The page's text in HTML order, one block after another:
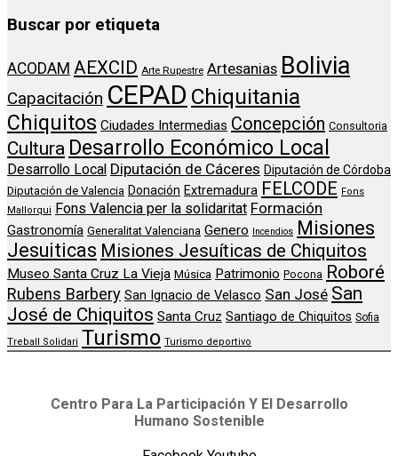
Buscar por etiqueta
ACODAM AEXCID Arte Rupestre Artesanias Bolivia
Capacitación CEPAD Chiquitania
Chiquitos Ciudades Intermedias Concepción Consultoria
Cultura Desarrollo Económico Local
Desarrollo Local Diputación de Cáceres Diputación de Córdoba
Diputación de Valencia Donación Extremadura FELCODE Fons
Mallorqui Fons Valencia per la solidaritat Formación
Gastronomía Generalitat Valenciana Genero Incendios Misiones
Jesuiticas Misiones Jesuíticas de Chiquitos
Museo Santa Cruz La Vieja Música Patrimonio Pocona Roboré
Rubens Barbery San Ignacio de Velasco San José San
José de Chiquitos Santa Cruz Santiago de Chiquitos Sofia
Treball Solidari Turismo Turismo deportivo
Centro Para La Participación Y El Desarrollo
Humano Sostenible